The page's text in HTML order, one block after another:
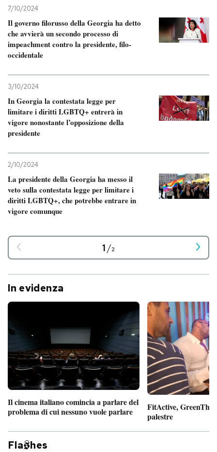
7/10/2024
Il governo filorusso della Georgia ha detto
che avvierà un secondo processo di
impeachment contro la presidente, filo-
occidentale
3/10/2024
In Georgia la contestata legge per
limitare i diritti LGBTQ+ entrerà in
vigore nonostante l’opposizione della
presidente
2/10/2024
La presidente della Georgia ha messo il
veto sulla contestata legge per limitare i
diritti LGBTQ+, che potrebbe entrare in
vigore comunque
1/2
In evidenza
Il cinema italiano comincia a parlare del
problema di cui nessuno vuole parlare
FitActive,
palestre
Fla hes